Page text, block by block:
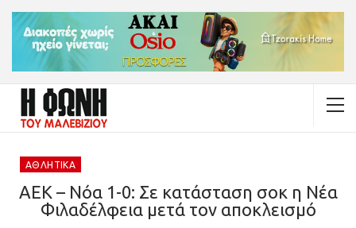
ΑΘΛΗΤΙΚΆ
ΑΕΚ – Νόα 1-0: Σε κατάσταση σοκ η Νέα
Φιλαδέλφεια μετά τον αποκλεισμό